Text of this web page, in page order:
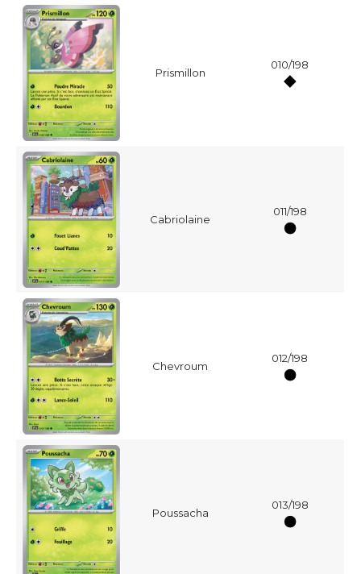
Prismillon
010/198
Cabriolaine
011/198
Chevroum
012/198
Poussacha
013/198